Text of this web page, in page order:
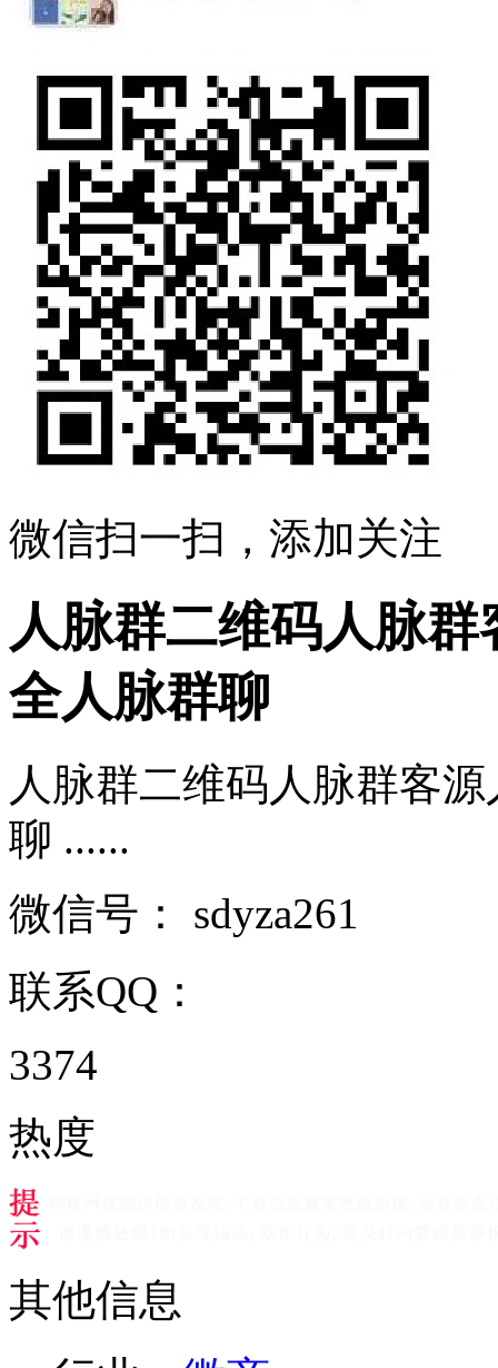
微信扫一扫，添加关注
人脉群二维码人脉
全人脉群聊
人脉群二维码人脉群客
聊 ......
微信号： sdyza261
联系QQ：
3374
热度
其他信息